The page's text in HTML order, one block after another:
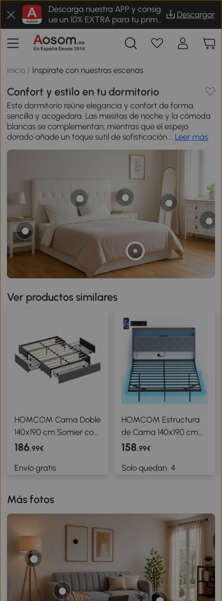
Descarga nuestra APP y consig
ue un 10% EXTRA para tu prime
r pedido
Descargar
Inicio / Inspírate con nuestras escenas
Confort y estilo en tu dormitorio
Este dormitorio reúne elegancia y confort de forma
sencilla y acogedora. Las mesitas de noche y la cómoda
blancas se complementan, mientras que el espejo
dorado añade un toque sutil de sofisticación.... Leer más
Ver productos similares
HOMCOM Cama Doble
140x190 cm Somier con
3 Cajones y Estructura
Gris
186,99€
Envío gratis
HOMCOM Estructura
de Cama 140x190 cm
con Somier Metálico,
Estación de Carga, Gris
158,99€
Solo quedan 4
Más fotos